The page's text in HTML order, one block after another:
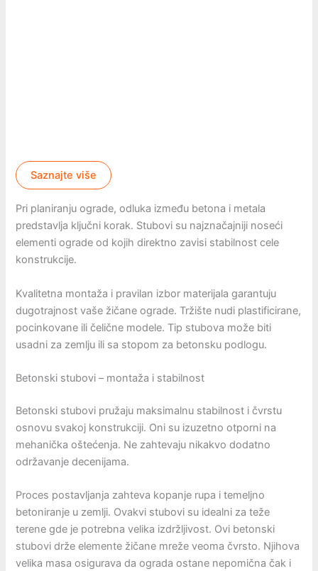
Saznajte više
Pri planiranju ograde, odluka između betona i metala
predstavlja ključni korak. Stubovi su najznačajniji noseći
elementi ograde od kojih direktno zavisi stabilnost cele
konstrukcije.
Kvalitetna montaža i pravilan izbor materijala garantuju
dugotrajnost vaše žičane ograde. Tržište nudi plastificirane,
pocinkovane ili čelične modele. Tip stubova može biti
usadni za zemlju ili sa stopom za betonsku podlogu.
Betonski stubovi – montaža i stabilnost
Betonski stubovi pružaju maksimalnu stabilnost i čvrstu
osnovu svakoj konstrukciji. Oni su izuzetno otporni na
mehanička oštećenja. Ne zahtevaju nikakvo dodatno
održavanje decenijama.
Proces postavljanja zahteva kopanje rupa i temeljno
betoniranje u zemlji. Ovakvi stubovi su idealni za teže
terene gde je potrebna velika izdržljivost. Ovi betonski
stubovi drže elemente žičane mreže veoma čvrsto. Njihova
velika masa osigurava da ograda ostane nepomična čak i